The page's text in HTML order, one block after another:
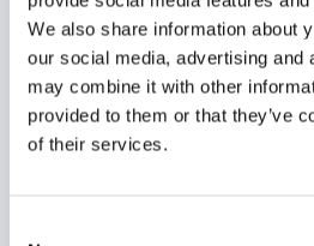
We also share information about
our social media, advertising and
may combine it with other
provided to them or that they’ve
of their services.